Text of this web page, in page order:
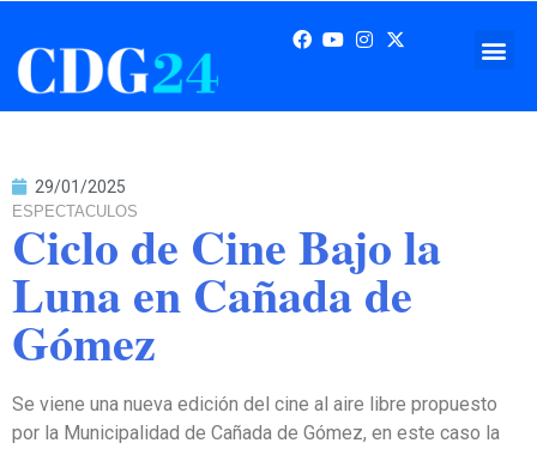
29/01/2025
ESPECTACULOS
Ciclo de Cine Bajo la
Luna en Cañada de
Gómez
Se viene una nueva edición del cine al aire libre propuesto
por la Municipalidad de Cañada de Gómez, en este caso la